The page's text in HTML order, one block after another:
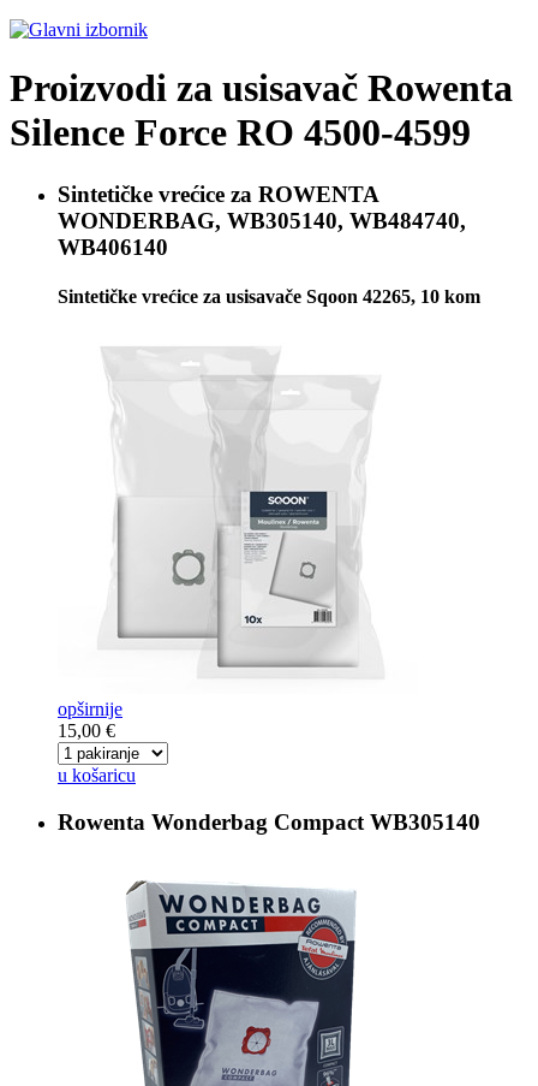
Proizvodi za usisavač Rowenta
Silence Force RO 4500-4599
Sintetičke vrećice za ROWENTA
WONDERBAG, WB305140, WB484740,
WB406140
Sintetičke vrećice za usisavače Sqoon 42265, 10 kom
opširnije
15,00 €
u košaricu
Rowenta Wonderbag Compact WB305140